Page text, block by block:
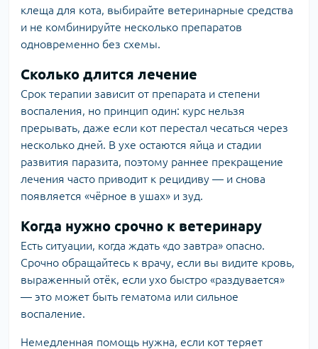
клеща для кота, выбирайте ветеринарные средства
и не комбинируйте несколько препаратов
одновременно без схемы.
Сколько длится лечение
Срок терапии зависит от препарата и степени
воспаления, но принцип один: курс нельзя
прерывать, даже если кот перестал чесаться через
несколько дней. В ухе остаются яйца и стадии
развития паразита, поэтому раннее прекращение
лечения часто приводит к рецидиву — и снова
появляется «чёрное в ушах» и зуд.
Когда нужно срочно к ветеринару
Есть ситуации, когда ждать «до завтра» опасно.
Срочно обращайтесь к врачу, если вы видите кровь,
выраженный отёк, если ухо быстро «раздувается»
— это может быть гематома или сильное
воспаление.
Немедленная помощь нужна, если кот теряет